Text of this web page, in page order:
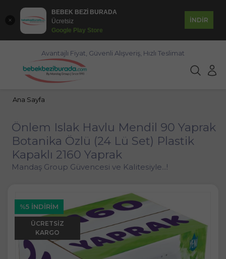
BEBEK BEZİ BURADA
Ücretsiz
Google Play Store
İNDİR
Avantajlı Fiyat, Güvenli Alışveriş, Hızlı Teslimat
Ana Sayfa
Önlem Islak Havlu Mendil 90 Yaprak
Botanika Özlü (24 Lü Set) Plastik
Kapaklı 2160 Yaprak
Mandaş Group Güvencesi ve Kalitesiyle...!
%5 İNDIRIM
ÜCRETSIZ
KARGO